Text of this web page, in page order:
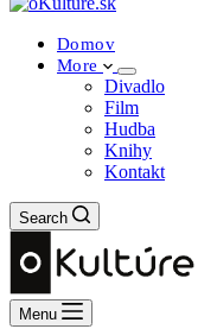
Domov
More
Divadlo
Film
Hudba
Knihy
Kontakt
Search
Menu